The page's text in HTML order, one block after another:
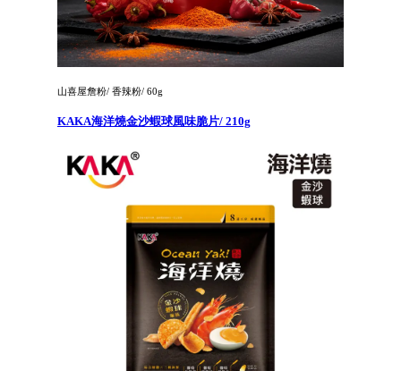
山喜屋詹粉/ 香辣粉/ 60g
KAKA海洋燒金沙蝦球風味脆片/ 210g